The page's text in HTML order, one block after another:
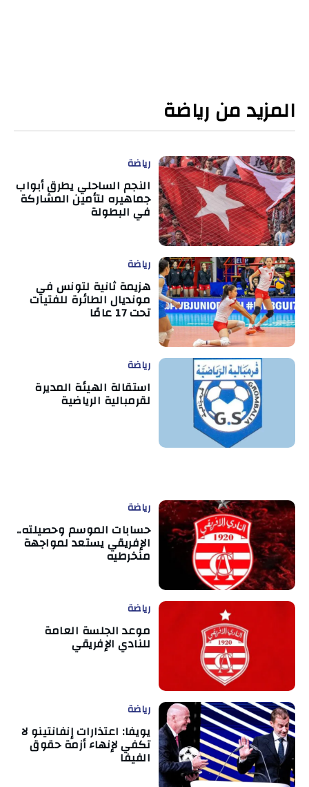
المزيد من رياضة
رياضة
النجم الساحلي يطرق أبواب
جماهيره لتأمين المشاركة
في البطولة
رياضة
هزيمة ثانية لتونس في
مونديال الطائرة للفتيات
تحت 17 عامًا
رياضة
استقالة الهيئة المديرة
لقرمبالية الرياضية
رياضة
حسابات الموسم وحصيلته..
الإفريقي يستعد لمواجهة
منخرطيه
رياضة
موعد الجلسة العامة
للنادي الإفريقي
رياضة
يويفا: اعتذارات إنفانتينو لا
تكفي لإنهاء أزمة حقوق
الفيفا